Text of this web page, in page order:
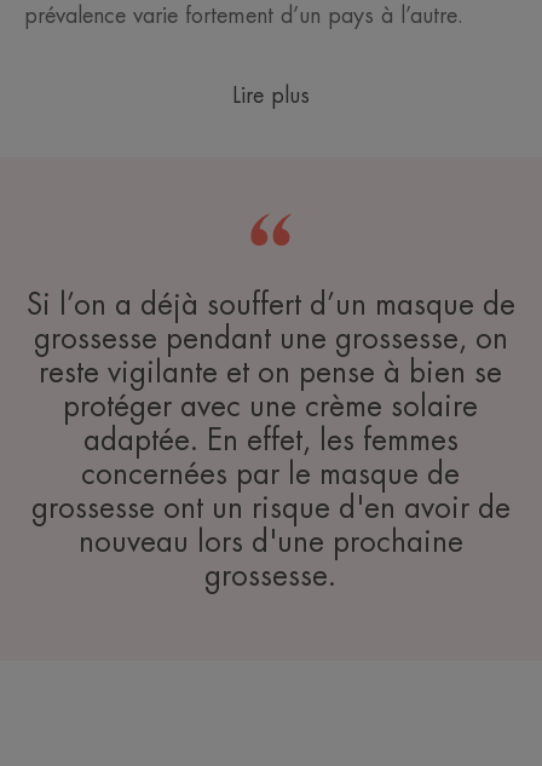
prévalence varie fortement d’un pays à l’autre.
Lire plus
Si l’on a déjà souffert d’un masque de
grossesse pendant une grossesse, on
reste vigilante et on pense à bien se
protéger avec une crème solaire
adaptée. En effet, les femmes
concernées par le masque de
grossesse ont un risque d'en avoir de
nouveau lors d'une prochaine
grossesse.